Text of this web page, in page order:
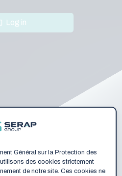
Général sur la Protection des
des cookies strictement
de notre site. Ces cookies ne
Log in